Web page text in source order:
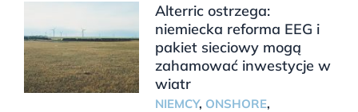
Alterric ostrzega:
niemiecka reforma EEG i
pakiet sieciowy mogą
zahamować inwestycje w
wiatr
NIEMCY, ONSHORE,